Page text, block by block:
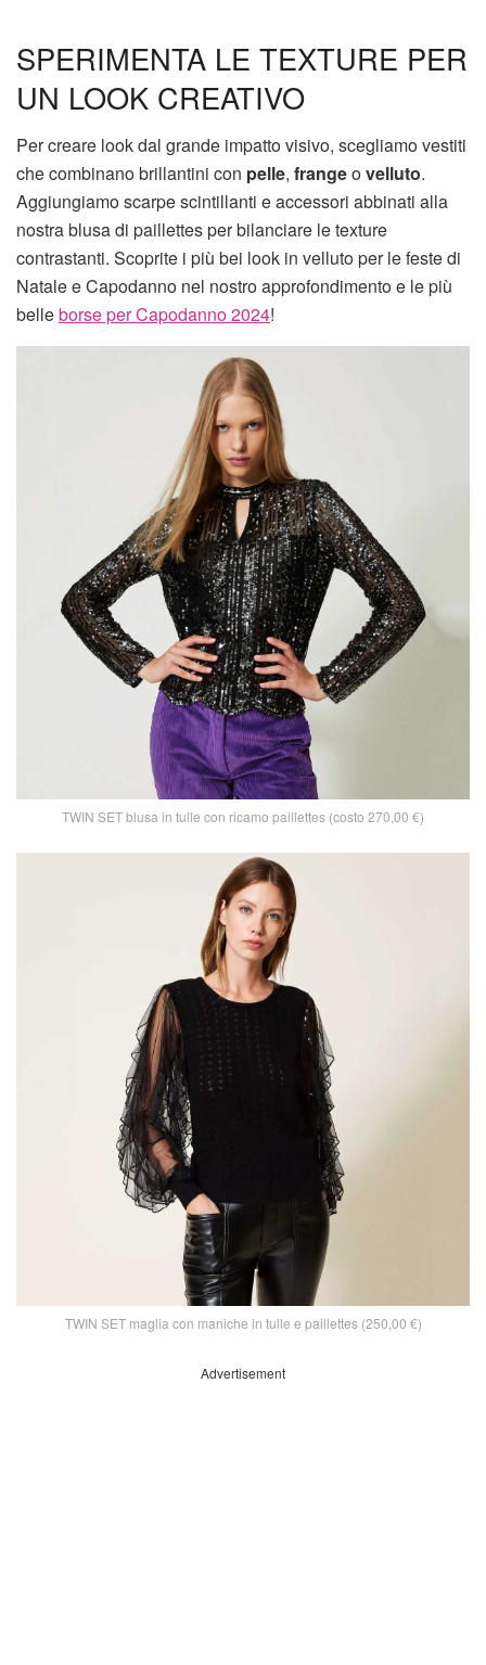
SPERIMENTA LE TEXTURE PER
UN LOOK CREATIVO
Per creare look dal grande impatto visivo, scegliamo vestiti
che combinano brillantini con pelle, frangeovelluto.
Aggiungiamo scarpe scintillanti e accessori abbinati alla
nostra blusa di paillettes per bilanciare le texture
contrastanti. Scoprite i più bei look in velluto per le feste di
Natale e Capodanno nel nostro approfondimento e le più
belleborse per Capodanno 2024!
TWIN SET blusa in tulle con ricamo paillettes (costo 270,00 €)
TWIN SET maglia con maniche in tulle e paillettes (250,00 €)
Advertisement